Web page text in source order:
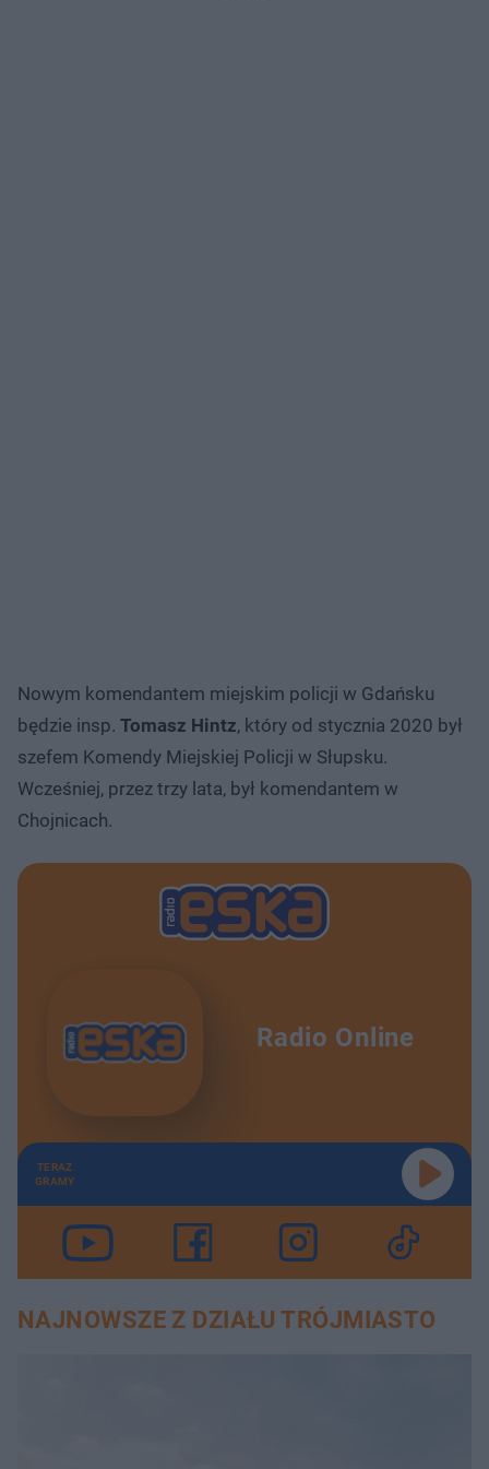
Nowym komendantem miejskim policji w Gdańsku
będzie insp. Tomasz Hintz, który od stycznia 2020 był
szefem Komendy Miejskiej Policji w Słupsku.
Wcześniej, przez trzy lata, był komendantem w
Chojnicach.
Radio Online
TERAZ
GRAMY
NAJNOWSZE Z DZIAŁU TRÓJMIASTO